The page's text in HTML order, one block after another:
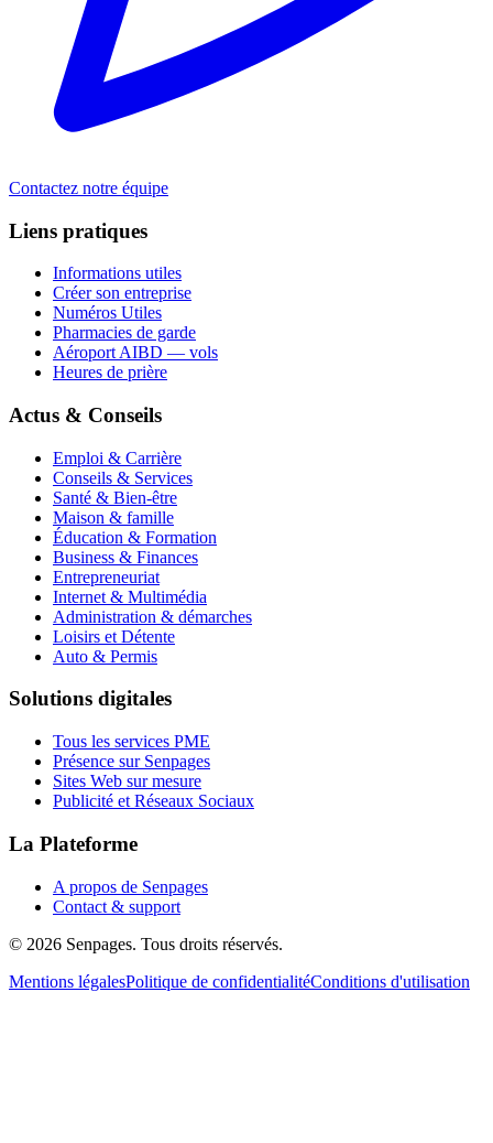
Contactez notre équipe
Liens pratiques
Informations utiles
Créer son entreprise
Numéros Utiles
Pharmacies de garde
Aéroport AIBD — vols
Heures de prière
Actus & Conseils
Emploi & Carrière
Conseils & Services
Santé & Bien-être
Maison & famille
Éducation & Formation
Business & Finances
Entrepreneuriat
Internet & Multimédia
Administration & démarches
Loisirs et Détente
Auto & Permis
Solutions digitales
Tous les services PME
Présence sur Senpages
Sites Web sur mesure
Publicité et Réseaux Sociaux
La Plateforme
A propos de Senpages
Contact & support
© 2026 Senpages. Tous droits réservés.
Mentions légalesPolitique de confidentialitéConditions d'utilisation